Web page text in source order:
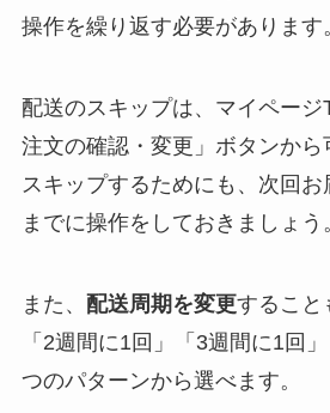
操作を繰り返す必要があります
配送のスキップは、マイページ
注文の確認・変更」ボタンから
スキップするためにも、次回
までに操作をしておきましょう
また、 配送周期を変更すること
「2週間に1回」「3週間に1回
つのパターンから選べます。